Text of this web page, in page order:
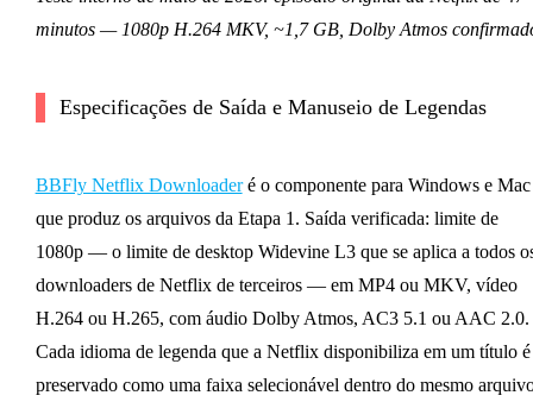
minutos — 1080p H.264 MKV, ~1,7 GB, Dolby Atmos
Especificações de Saída e Manuseio de Legendas
BBFly Netflix Downloaderé o componente para Windows e Mac
que produz os arquivos da Etapa 1. Saída verificada: limite de
1080p — o limite de desktop Widevine L3 que se aplica a todos
downloaders de Netflix de terceiros — em MP4 ou MKV, vídeo
H.264 ou H.265, com áudio Dolby Atmos, AC3 5.1 ou AAC 2.0.
Cada idioma de legenda que a Netflix disponibiliza em um título é
preservado como uma faixa selecionável dentro do mesmo